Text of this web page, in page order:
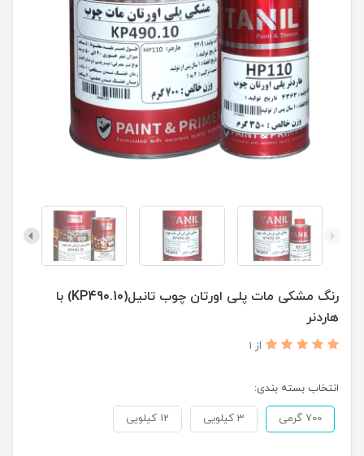
رنگ مشکی مات پلی اورتان چوب تانیل(KP490.10) با
هاردنر
از 1
انتخاب بسته بندی:
700 گرمی 3 کیلویی 12 کیلویی